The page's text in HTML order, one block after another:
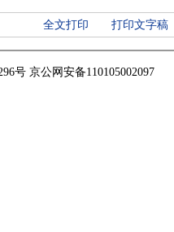
全文打印 打印文字稿
号 京公网安备110105002097